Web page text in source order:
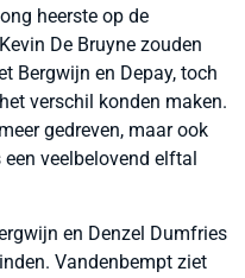
heerste op de
De Bruyne zouden
Bergwijn en Depay, toch
verschil konden maken.
gedreven, maar ook
veelbelovend elftal
en Denzel Dumfries
Vandenbempt ziet